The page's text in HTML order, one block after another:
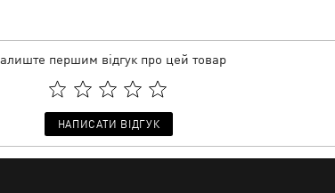
першим відгук про цей товар
НАПИСАТИ ВІДГУК